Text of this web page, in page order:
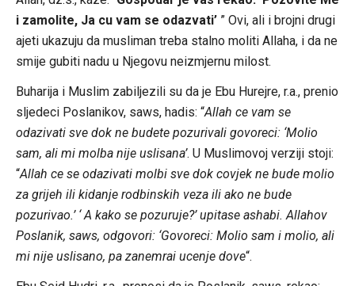
i zamolite, Ja cu vam se odazvati’ ” Ovi, ali i brojni drugi
ajeti ukazuju da musliman treba stalno moliti Allaha, i da ne
smije gubiti nadu u Njegovu neizmjernu milost.
Buharija i Muslim zabiljezili su da je Ebu Hurejre, r.a., prenio
sljedeci Poslanikov, saws, hadis: “Allah ce vam se
odazivati sve dok ne budete pozurivali govoreci: ‘Molio
sam, ali mi molba nije uslisana’. U Muslimovoj verziji stoji:
“Allah ce se odazivati molbi sve dok covjek ne bude molio
za grijeh ili kidanje rodbinskih veza ili ako ne bude
pozurivao.’ ‘ A kako se pozuruje?’ upitase ashabi. Allahov
Poslanik, saws, odgovori: ‘Govoreci: Molio sam i molio, ali
mi nije uslisano, pa zanemrai ucenje dove“.